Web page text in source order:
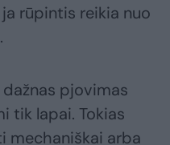
rūpintis reikia nuo
pjovimas
tik lapai. Tokias
mechaniškai arba